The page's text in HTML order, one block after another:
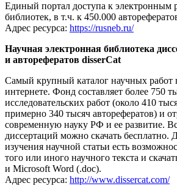
Единый портал доступа к электронным
библиотек, в т.ч. к 450.000
Адрес ресурса: https://rusneb.ru/
Научная электронная библиотека
и авторефератов disserCat
Самый крупный каталог научных работ
интернете. Фонд составляет более 750
исследовательских работ (около 410
примерно 340 тысяч авторефератов) и
современную науку РФ и ее развитие.
диссертаций можно скачать бесплатно.
изучения научной статьи есть
того или иного научного текста и
и Microsoft Word (.doc).
Адрес ресурса: http://www.dissercat.com/